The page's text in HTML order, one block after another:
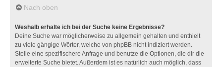
Nach oben
Weshalb erhalte ich bei der Suche keine Ergebnisse?
Deine Suche war möglicherweise zu allgemein gehalten und enthielt
zu viele gängige Wörter, welche von phpBB nicht indiziert werden.
Stelle eine spezifischere Anfrage und benutze die Optionen, die dir die
erweiterte Suche bietet. Außerdem ist es natürlich auch möglich, dass